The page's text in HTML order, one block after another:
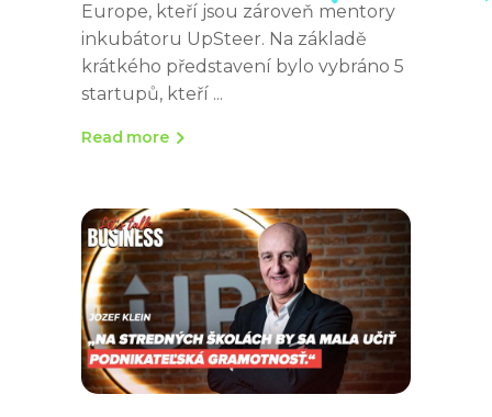
Europe, kteří jsou zároveň mentory
inkubátoru UpSteer. Na základě
krátkého představení bylo vybráno 5
startupů, kteří
Read more